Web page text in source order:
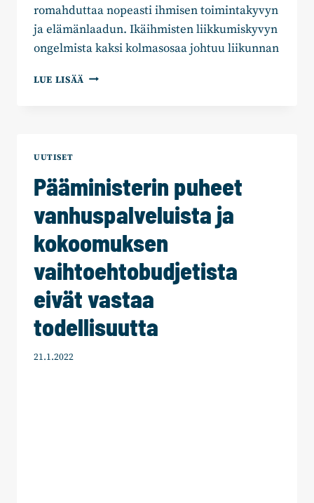
romahduttaa nopeasti ihmisen toimintakyvyn
ja elämänlaadun. Ikäihmisten liikkumiskyvyn
ongelmista kaksi kolmasosaa johtuu liikunnan
LUE LISÄÄ LIIKUNNAN
UUTISET
Pääministerin puheet
vanhuspalveluista ja
kokoomuksen
vaihtoehtobudjetista
eivät vastaa
todellisuutta
21.1.2022